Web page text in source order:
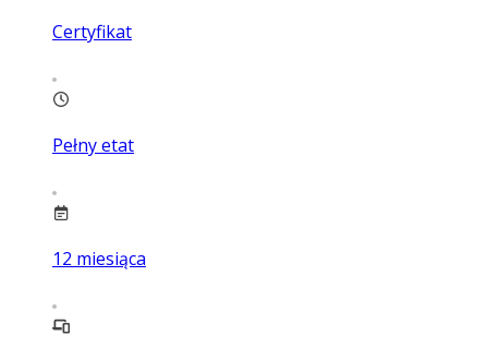
Certyfikat
Pełny etat
12 miesiąca